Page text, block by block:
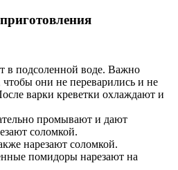
в подсоленной воде. Важно
чтобы они не переварились и не
варки креветки охлаждают и
промывают и дают
соломкой.
нарезают соломкой.
помидоры нарезают на